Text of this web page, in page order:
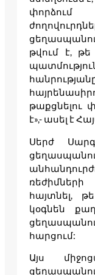
փորձում
թվում է,
թաքցնելու
է»,- ասել է
Սերժ
հայտնել,
կօգնեն
հարցում:
Այս